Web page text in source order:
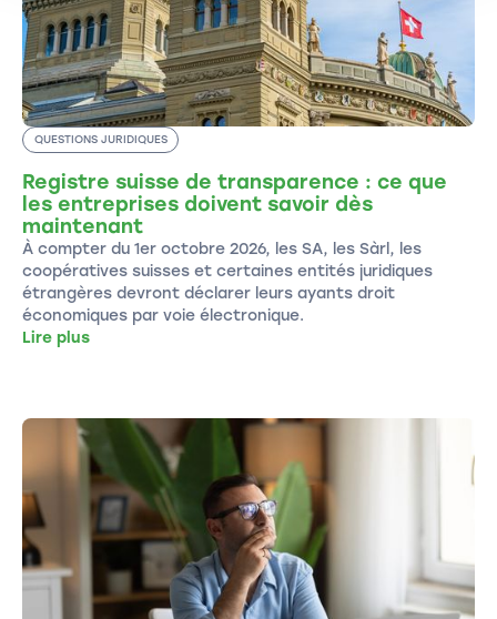
QUESTIONS JURIDIQUES
Registre suisse de transparence : ce que
les entreprises doivent savoir dès
maintenant
À compter du 1er octobre 2026, les SA, les Sàrl, les
coopératives suisses et certaines entités juridiques
étrangères devront déclarer leurs ayants droit
économiques par voie électronique.
Lire plus